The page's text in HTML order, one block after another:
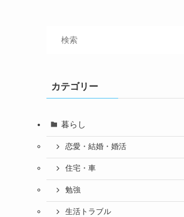
カテゴリー
暮らし
恋愛・結婚・婚活
住宅・車
勉強
生活トラブル